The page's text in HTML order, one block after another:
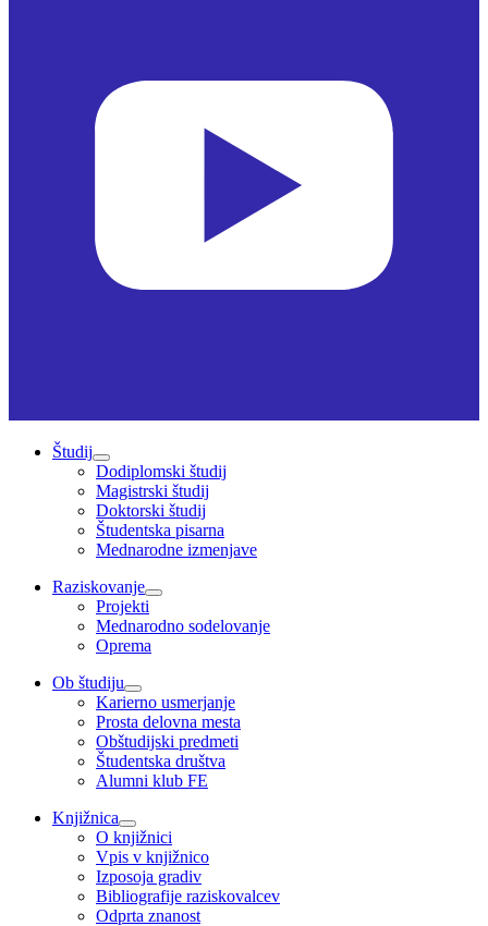
Študij
Dodiplomski študij
Magistrski študij
Doktorski študij
Študentska pisarna
Mednarodne izmenjave
Raziskovanje
Projekti
Mednarodno sodelovanje
Oprema
Ob študiju
Karierno usmerjanje
Prosta delovna mesta
Obštudijski predmeti
Študentska društva
Alumni klub FE
Knjižnica
O knjižnici
Vpis v knjižnico
Izposoja gradiv
Bibliografije raziskovalcev
Odprta znanost